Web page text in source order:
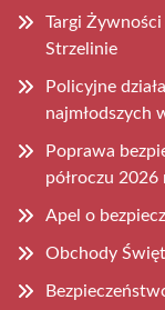
Targi Żywności
Strzelinie
Policyjne
najmłodszych
Poprawa
półroczu 2026
Apel o
Obchody